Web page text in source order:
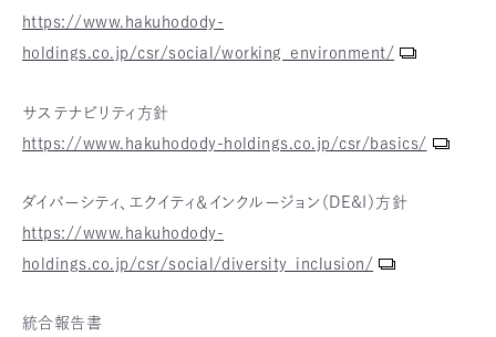
https://www.hakuhodody-
holdings.co.jp/csr/social/working_environment/
サステナビリティ方針
https://www.hakuhodody-holdings.co.jp/csr/basics/
ダイバーシティ、エクイティ＆インクルージョン（DE&I）方針
https://www.hakuhodody-
holdings.co.jp/csr/social/diversity_inclusion/
統合報告書